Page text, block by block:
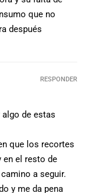
que no
después
algo de estas
que los recortes
en el resto de
a seguir.
y me da pena
RESPONDER